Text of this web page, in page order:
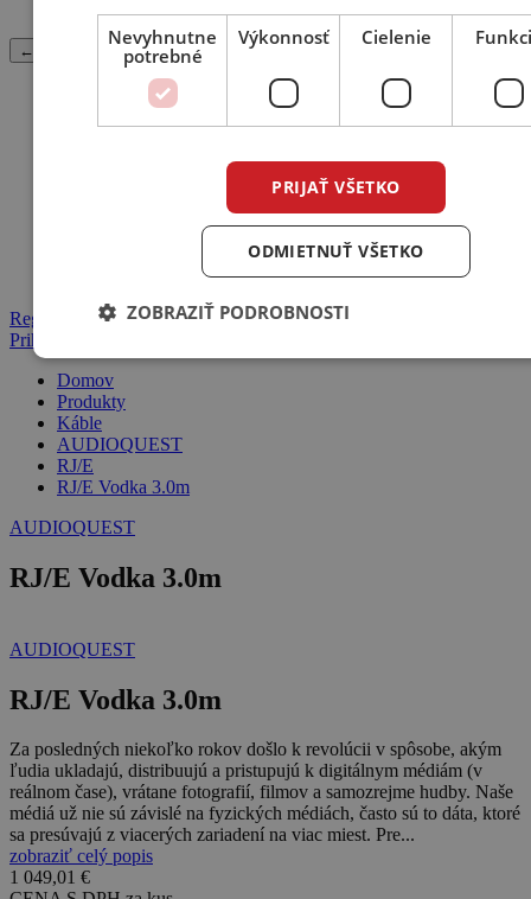
← Späť
Merchandise
Registrácia
Prihlásenie
Domov
Produkty
Káble
AUDIOQUEST
RJ/E
RJ/E Vodka 3.0m
AUDIOQUEST
RJ/E Vodka 3.0m
AUDIOQUEST
RJ/E Vodka 3.0m
Za posledných niekoľko rokov došlo k revolúcii v spôsobe, akým
ľudia ukladajú, distribuujú a pristupujú k digitálnym médiám (v
reálnom čase), vrátane fotografií, filmov a samozrejme hudby. Naše
médiá už nie sú závislé na fyzických médiách, často sú to dáta, ktoré
sa presúvajú z viacerých zariadení na viac miest. Pre...
zobraziť celý popis
1 049,01 €
Nevyhnutne
potrebné
Výkonnosť Cielenie
PRIJAŤ VŠETKO
ODMIETNUŤ VŠETKO
ZOBRAZIŤ PODROBNOSTI